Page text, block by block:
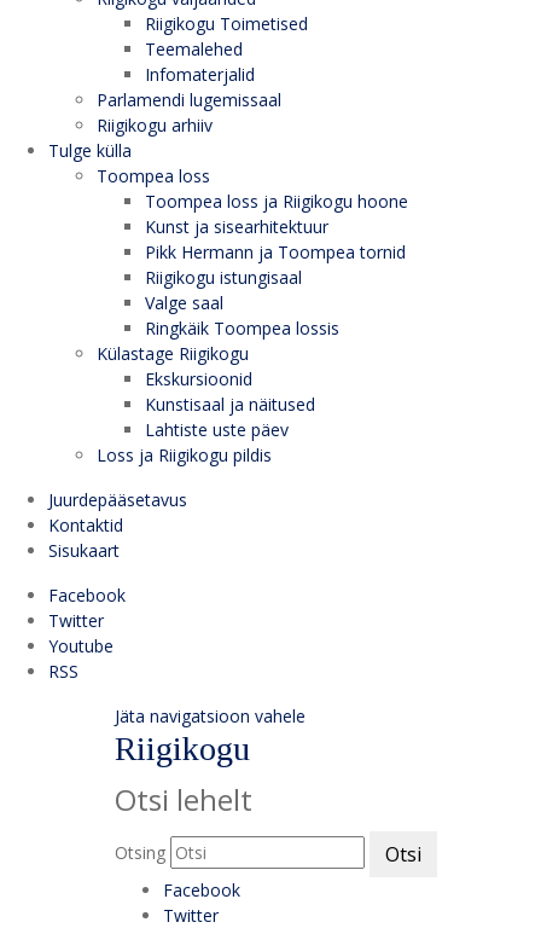
Riigikogu Toimetised
Teemalehed
Infomaterjalid
Parlamendi lugemissaal
Riigikogu arhiiv
Tulge külla
Toompea loss
Toompea loss ja Riigikogu hoone
Kunst ja sisearhitektuur
Pikk Hermann ja Toompea tornid
Riigikogu istungisaal
Valge saal
Ringkäik Toompea lossis
Külastage Riigikogu
Ekskursioonid
Kunstisaal ja näitused
Lahtiste uste päev
Loss ja Riigikogu pildis
Juurdepääsetavus
Kontaktid
Sisukaart
Facebook
Twitter
Youtube
RSS
Jäta navigatsioon vahele
Riigikogu
Otsi lehelt
Otsing Otsi
Facebook
Twitter